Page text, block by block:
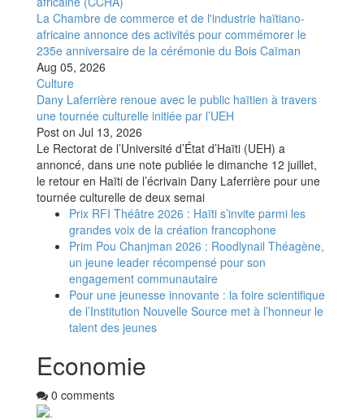
La Chambre de commerce et de l'industrie haïtiano-
africaine annonce des activités pour commémorer le
235e anniversaire de la cérémonie du Bois Caïman
Aug 05, 2026
Culture
Dany Laferrière renoue avec le public haïtien à travers
une tournée culturelle initiée par l’UEH
Post on Jul 13, 2026
Le Rectorat de l’Université d’État d’Haïti (UEH) a
annoncé, dans une note publiée le dimanche 12 juillet,
le retour en Haïti de l’écrivain Dany Laferrière pour une
tournée culturelle de deux semai
Prix RFI Théâtre 2026 : Haïti s’invite parmi les
grandes voix de la création francophone
Prim Pou Chanjman 2026 : Roodlynail Théagène,
un jeune leader récompensé pour son
engagement communautaire
Pour une jeunesse innovante : la foire scientifique
de l’Institution Nouvelle Source met à l’honneur le
talent des jeunes
Economie
0 comments